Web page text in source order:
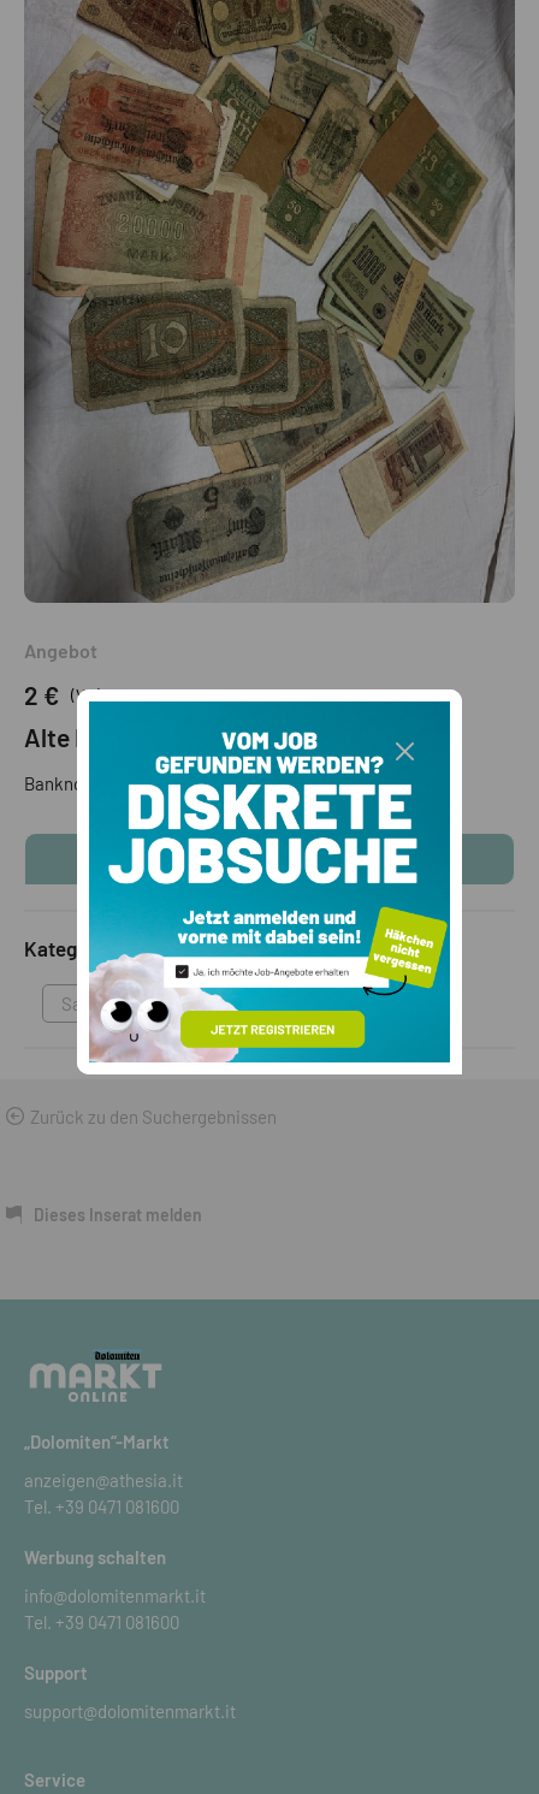
Angebot
2 € (VB)
Alte Banknoten
Banknoten
KONTAKTINFOS ANZEIGEN
Kategorie
Sammlungen & Antikes
Zurück zu den Suchergebnissen
Dieses Inserat melden
„Dolomiten“-Markt
anzeigen@athesia.it
Tel. +39 0471 081600
Werbung schalten
info@dolomitenmarkt.it
Tel. +39 0471 081600
Support
support@dolomitenmarkt.it
Service